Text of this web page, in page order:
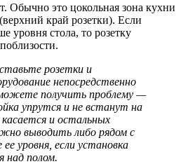
Обычно это цокольная зона кухни
край розетки). Если
уровня стола, то розетку
розетки и
непосредственно
получить проблему —
упрутся и не встанут на
и остальных
выводить либо рядом с
уровня, если установка
над полом.